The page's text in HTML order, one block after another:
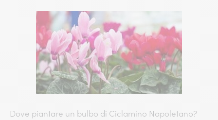
Dove piantare un bulbo di Ciclamino Napoletano?